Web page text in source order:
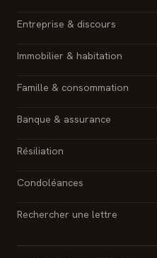
Entreprise & discours
Immobilier & habitation
Famille & consommation
Banque & assurance
Résiliation
Condoléances
Rechercher une lettre